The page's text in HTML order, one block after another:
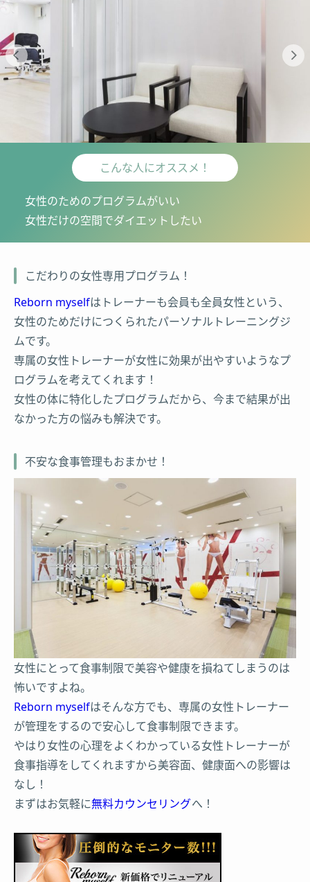
こんな人にオススメ！
女性のためのプログラムがいい
女性だけの空間でダイエットしたい
こだわりの女性専用プログラム！
Reborn myselfはトレーナーも会員も全員女性という、
女性のためだけにつくられたパーソナルトレーニングジ
ムです。
専属の女性トレーナーが女性に効果が出やすいようなプ
ログラムを考えてくれます！
女性の体に特化したプログラムだから、今まで結果が出
なかった方の悩みも解決です。
不安な食事管理もおまかせ！
女性にとって食事制限で美容や健康を損ねてしまうのは
怖いですよね。
Reborn myselfはそんな方でも、専属の女性トレーナー
が管理をするので安心して食事制限できます。
やはり女性の心理をよくわかっている女性トレーナーが
食事指導をしてくれますから美容面、健康面への影響は
なし！
まずはお気軽に無料カウンセリングへ！